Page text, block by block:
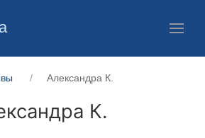
Александра К.
К.